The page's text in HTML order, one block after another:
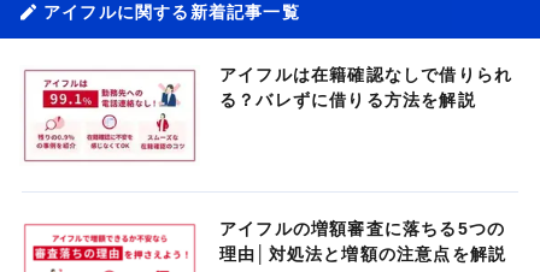
アイフルに関する新着記事一覧
アイフルは在籍確認なしで借りられ
る？バレずに借りる方法を解説
アイフルの増額審査に落ちる5つの
理由│対処法と増額の注意点を解説